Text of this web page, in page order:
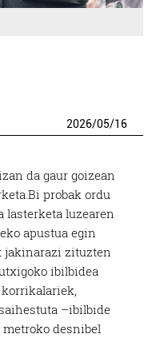
2026/05/16
da gaur goizean
probak ordu
lasterketa luzearen
apustua egin
jakinarazi zituzten
ibilbidea
–ibilbide
metroko desnibel